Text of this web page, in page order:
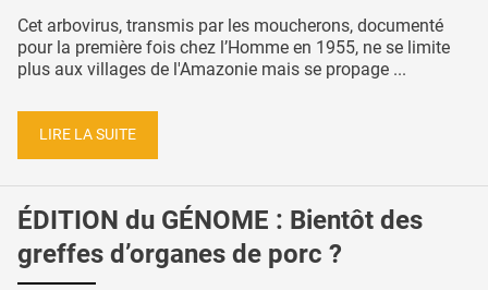
Cet arbovirus, transmis par les moucherons, documenté
pour la première fois chez l’Homme en 1955, ne se limite
plus aux villages de l'Amazonie mais se propage ...
LIRE LA SUITE
ÉDITION du GÉNOME : Bientôt des
greffes d’organes de porc ?